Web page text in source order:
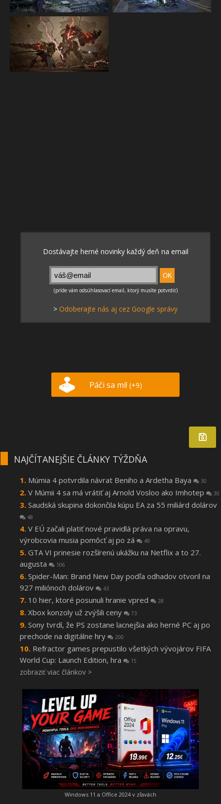
> Odoberajte nás aj cez Google správy
Páči sa mi! (+9)
NAJČÍTANEJŠIE ČLÁNKY TÝŽDŇA
Múmia 4 potvrdila návrat Beniho a Ardetha Baya 30
V Múmii 4 sa má vrátiť aj Arnold Vosloo ako Imhotep 30
Saudská skupina dokončila kúpu EA za 55 miliárd dolárov
48
V EÚ začali platiť nové pravidlá práva na opravu,
výrobcovia musia pomôcť aj po zá
49
GTA VI prinesie rozšírenú ukážku na Netflix a to 27.
augusta
106
Spider-Man: Brand New Day podľa odhadov otvoril na
927 miliónoch dolárov
43
10 hier, ktoré posunuli hranie vpred 28
Xbox konzoly už zvýšili ceny 73
Sony tvrdí, že PS zostane lacnejšia ako herné PC aj po
prechode na digitálne hry
200
Refractor games prepustilo všetkých vývojárov FIFA
World Cup: Launch Edition, hra
15
zobraziť viac článkov >
Windows 11 a Office 2024 v zľavách